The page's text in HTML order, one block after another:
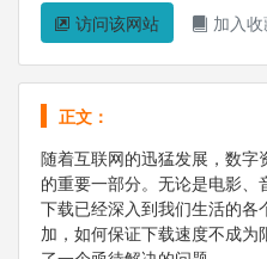
访问该网站 加入
正文：
随着互联网的迅猛发展，数
的重要一部分。无论是电影、
下载已经深入到我们生活的
加，如何保证下载速度不成